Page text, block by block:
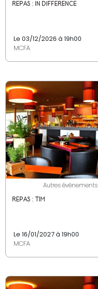
REPAS : IN DIFFERENCE
Le 03/12/2026 à 19h00
MCFA
Autres événements
REPAS : TIM
Le 16/01/2027 à 19h00
MCFA